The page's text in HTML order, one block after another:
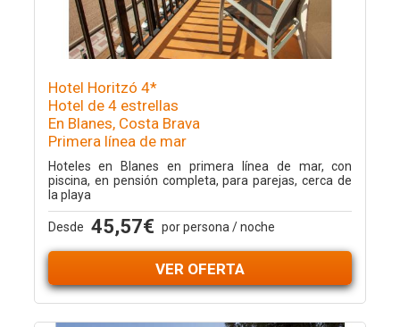
Hotel Horitzó 4*
Hotel de 4 estrellas
En Blanes, Costa Brava
Primera línea de mar
Hoteles en Blanes en primera línea de mar, con
piscina, en pensión completa, para parejas, cerca de
la playa
Desde 45,57€ por persona / noche
VER OFERTA